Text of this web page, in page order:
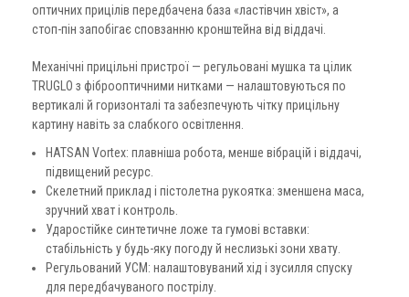
оптичних прицілів передбачена база «ластівчин хвіст», а
стоп-пін запобігає сповзанню кронштейна від віддачі.
Механічні прицільні пристрої — регульовані мушка та цілик
TRUGLO з фіброоптичними нитками — налаштовуються по
вертикалі й горизонталі та забезпечують чітку прицільну
картину навіть за слабкого освітлення.
HATSAN Vortex: плавніша робота, менше вібрацій і віддачі,
підвищений ресурс.
Скелетний приклад і пістолетна рукоятка: зменшена маса,
зручний хват і контроль.
Ударостійке синтетичне ложе та гумові вставки:
стабільність у будь-яку погоду й неслизькі зони хвату.
Регульований УСМ: налаштовуваний хід і зусилля спуску
для передбачуваного пострілу.